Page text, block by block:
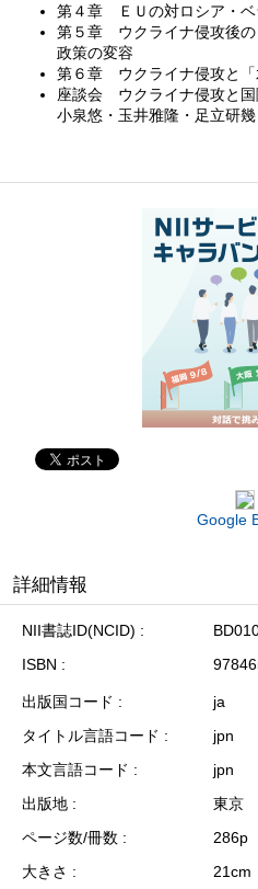
第４章 ＥＵの対ロシア・ベ
第５章 ウクライナ侵攻後の
政策の変容
第６章 ウクライナ侵攻と「
座談会 ウクライナ侵攻と国
小泉悠・玉井雅隆・足立研幾
Google
詳細情報
NII書誌ID(NCID)
ISBN
出版国コード
ja
タイトル言語コード
jpn
本文言語コード
jpn
出版地
東京
ページ数/冊数
286p
大きさ
21cm